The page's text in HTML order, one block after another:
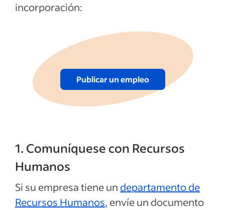
incorporación:
Publicar un empleo
1. Comuníquese con Recursos
Humanos
Si su empresa tiene un departamento de
Recursos Humanos, envíe un documento